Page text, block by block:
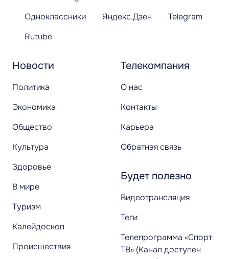
Новости
Политика
Экономика
Общество
Культура
Здоровье
В мире
Туризм
Калейдоскоп
Происшествия
Телекомпания
О нас
Контакты
Карьера
Обратная связь
Будет полезно
Видеотрансляция
Теги
Телепрограмма «Спорт
ТВ» (Канал доступен
Одноклассники
Яндекс.Дзен
Telegram
Rutube